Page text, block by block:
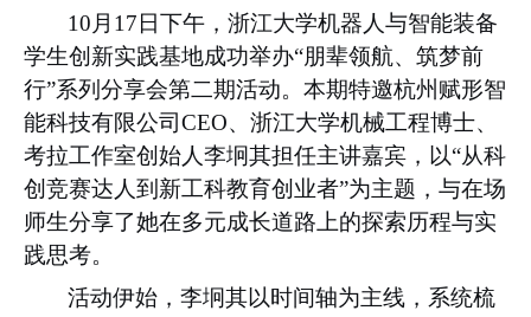
10 月 17 日下午，浙江大学机器人与智能装备
学生创新实践基地成功举办“朋辈领航、筑梦前
行”系列分享会第二期活动。本期特邀杭州赋形智
能科技有限公司CEO、浙江大学机械工程博士、
考拉工作室创始人李坰其担任主讲嘉宾，以“从科
创竞赛达人到新工科教育创业者”为主题，与在场
师生分享了她在多元成长道路上的探索历程与实
践思考。
活动伊始，李坰其以时间轴为主线，系统梳